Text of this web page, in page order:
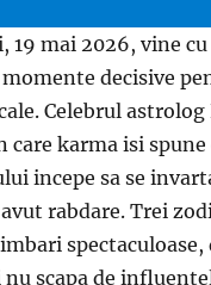
19 mai 2026, vine
decisive
Celebrul astrolog
care karma isi
incepe sa se
rabdare. Trei
spectaculoase,
scapa de